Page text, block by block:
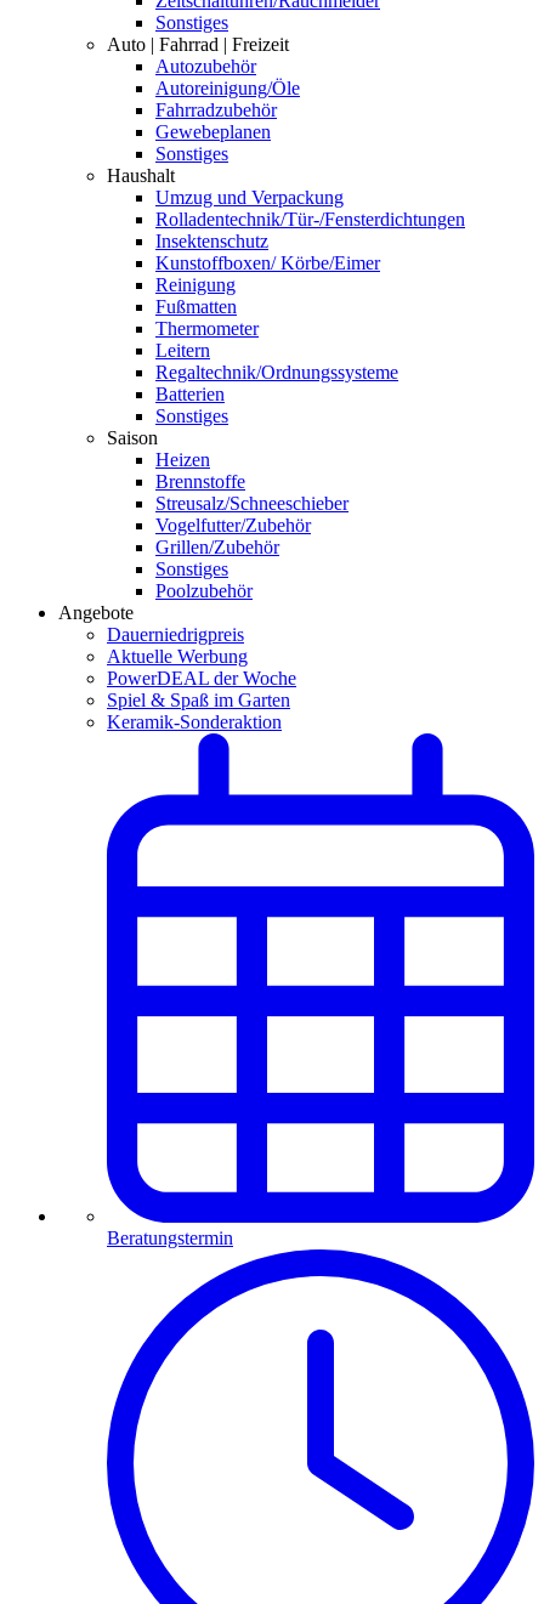
Sonstiges
Auto | Fahrrad | Freizeit
Autozubehör
Autoreinigung/Öle
Fahrradzubehör
Gewebeplanen
Sonstiges
Haushalt
Umzug und Verpackung
Rolladentechnik/Tür-/Fensterdichtungen
Insektenschutz
Kunstoffboxen/ Körbe/Eimer
Reinigung
Fußmatten
Thermometer
Leitern
Regaltechnik/Ordnungssysteme
Batterien
Sonstiges
Saison
Heizen
Brennstoffe
Streusalz/Schneeschieber
Vogelfutter/Zubehör
Grillen/Zubehör
Sonstiges
Poolzubehör
Angebote
Dauerniedrigpreis
Aktuelle Werbung
PowerDEAL der Woche
Spiel & Spaß im Garten
Keramik-Sonderaktion
Beratungstermin